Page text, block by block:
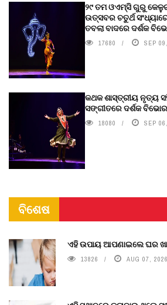
୨୯ ତମ ଓଏମ୍‌ସି ଗୁରୁ
ଉତ୍ସବର ଚତୁର୍ଥ
ତବଲା ବାଦରେ ଦର୍ଶକ
17680 SEP
କଥକ ଶାସ୍ତ୍ରୀୟ ନୃତ୍ୟ
ସଙ୍ଗୀତରେ ଦର୍ଶକ ବିଭୋର
18080 SEP
ବିଶେଷ
ଏହି ଉପାୟ ଆପଣାଇଲେ ଘର
13826 AUG 07, 2026